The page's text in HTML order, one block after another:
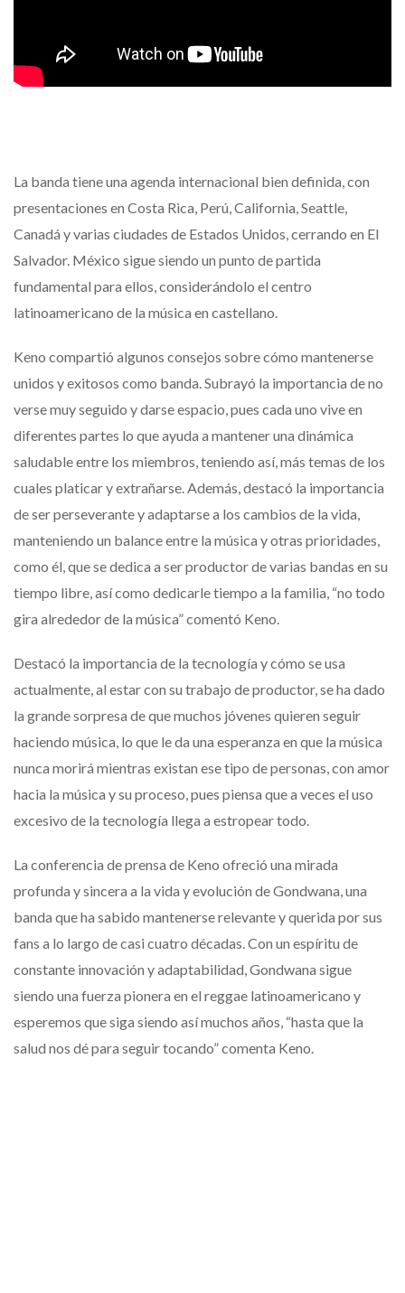
La banda tiene una agenda internacional bien definida, con
presentaciones en Costa Rica, Perú, California, Seattle,
Canadá y varias ciudades de Estados Unidos, cerrando en El
Salvador. México sigue siendo un punto de partida
fundamental para ellos, considerándolo el centro
latinoamericano de la música en castellano.
Keno compartió algunos consejos sobre cómo mantenerse
unidos y exitosos como banda. Subrayó la importancia de no
verse muy seguido y darse espacio, pues cada uno vive en
diferentes partes lo que ayuda a mantener una dinámica
saludable entre los miembros, teniendo así, más temas de los
cuales platicar y extrañarse. Además, destacó la importancia
de ser perseverante y adaptarse a los cambios de la vida,
manteniendo un balance entre la música y otras prioridades,
como él, que se dedica a ser productor de varias bandas en su
tiempo libre, así como dedicarle tiempo a la familia, “no todo
gira alrededor de la música” comentó Keno.
Destacó la importancia de la tecnología y cómo se usa
actualmente, al estar con su trabajo de productor, se ha dado
la grande sorpresa de que muchos jóvenes quieren seguir
haciendo música, lo que le da una esperanza en que la música
nunca morirá mientras existan ese tipo de personas, con amor
hacia la música y su proceso, pues piensa que a veces el uso
excesivo de la tecnología llega a estropear todo.
La conferencia de prensa de Keno ofreció una mirada
profunda y sincera a la vida y evolución de Gondwana, una
banda que ha sabido mantenerse relevante y querida por sus
fans a lo largo de casi cuatro décadas. Con un espíritu de
constante innovación y adaptabilidad, Gondwana sigue
siendo una fuerza pionera en el reggae latinoamericano y
esperemos que siga siendo así muchos años, “hasta que la
salud nos dé para seguir tocando” comenta Keno.